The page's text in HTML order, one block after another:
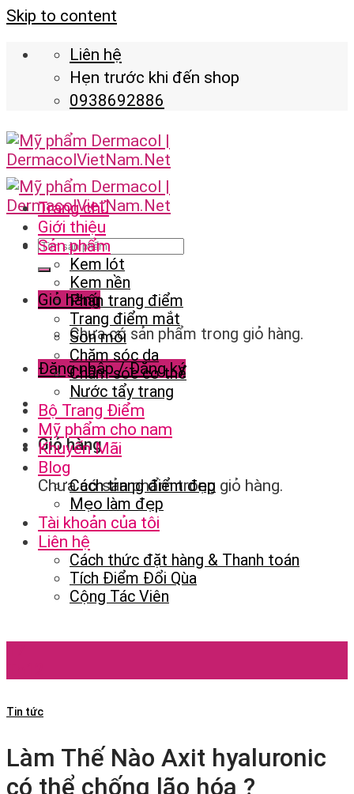
Skip to content
Liên hệ
Hẹn trước khi đến shop
0938692886
Giỏ hàng
Chưa có sản phẩm trong giỏ hàng.
Đăng nhập / Đăng ký
Giỏ hàng
Chưa có sản phẩm trong giỏ hàng.
Trang chủ
Giới thiệu
Sản phẩm
Kem lót
Kem nền
Phấn trang điểm
Trang điểm mắt
Son môi
Chăm sóc da
Chăm sóc cơ thể
Nước tẩy trang
Bộ Trang Điểm
Mỹ phẩm cho nam
Khuyến Mãi
Blog
Cách trang điểm đẹp
Mẹo làm đẹp
Tài khoản của tôi
Liên hệ
Cách thức đặt hàng & Thanh toán
Tích Điểm Đổi Qùa
Cộng Tác Viên
Tin tức
Làm Thế Nào Axit hyaluronic
có thể chống lão hóa ?